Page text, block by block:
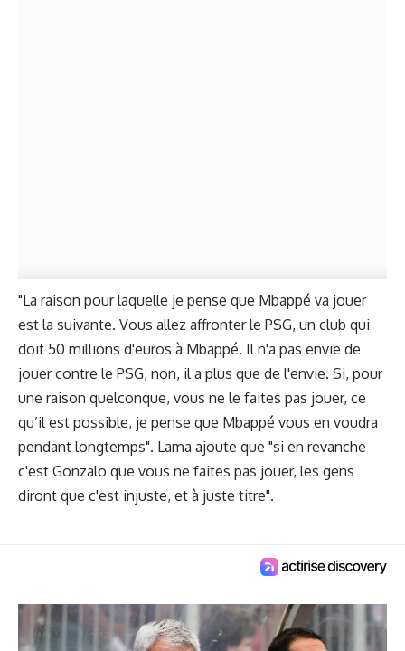
"La raison pour laquelle je pense que Mbappé va jouer
est la suivante. Vous allez affronter le PSG, un club qui
doit 50 millions d'euros à Mbappé. Il n'a pas envie de
jouer contre le PSG, non, il a plus que de l'envie. Si, pour
une raison quelconque, vous ne le faites pas jouer, ce
qu’il est possible, je pense que Mbappé vous en voudra
pendant longtemps". Lama ajoute que "si en revanche
c'est Gonzalo que vous ne faites pas jouer, les gens
diront que c'est injuste, et à juste titre".